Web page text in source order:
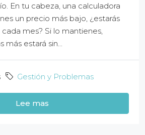
En tu cabeza, una calculadora
un precio más bajo, ¿estarás
mes? Si lo mantienes,
más estará sin...
Gestión y Problemas
Lee mas